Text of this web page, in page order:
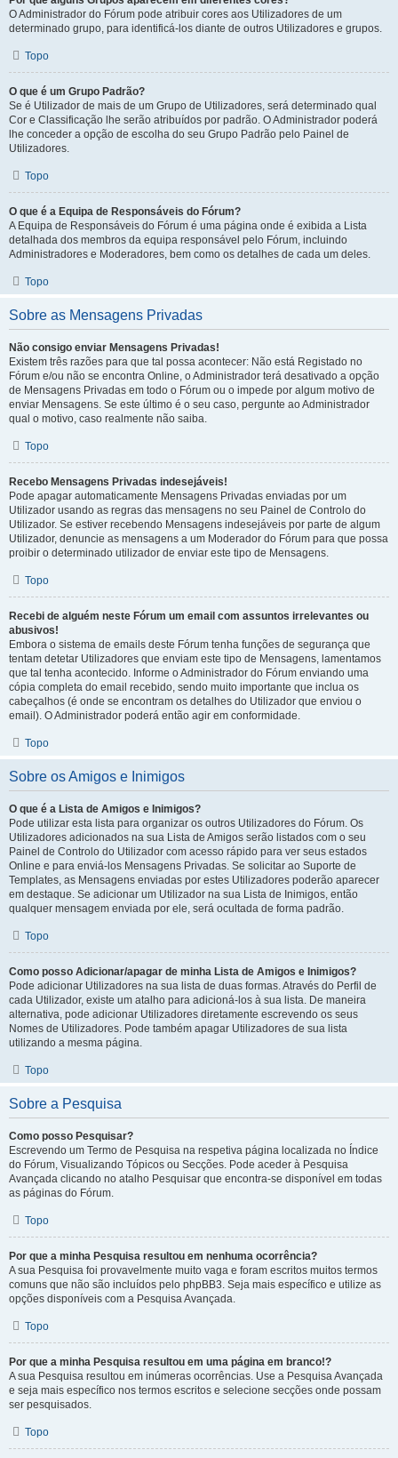
O Administrador do Fórum pode atribuir cores aos Utilizadores de um
determinado grupo, para identificá-los diante de outros Utilizadores e grupos.
Topo
O que é um Grupo Padrão?
Se é Utilizador de mais de um Grupo de Utilizadores, será determinado qual
Cor e Classificação lhe serão atribuídos por padrão. O Administrador poderá
lhe conceder a opção de escolha do seu Grupo Padrão pelo Painel de
Utilizadores.
Topo
O que é a Equipa de Responsáveis do Fórum?
A Equipa de Responsáveis do Fórum é uma página onde é exibida a Lista
detalhada dos membros da equipa responsável pelo Fórum, incluindo
Administradores e Moderadores, bem como os detalhes de cada um deles.
Topo
Sobre as Mensagens Privadas
Não consigo enviar Mensagens Privadas!
Existem três razões para que tal possa acontecer: Não está Registado no
Fórum e/ou não se encontra Online, o Administrador terá desativado a opção
de Mensagens Privadas em todo o Fórum ou o impede por algum motivo de
enviar Mensagens. Se este último é o seu caso, pergunte ao Administrador
qual o motivo, caso realmente não saiba.
Topo
Recebo Mensagens Privadas indesejáveis!
Pode apagar automaticamente Mensagens Privadas enviadas por um
Utilizador usando as regras das mensagens no seu Painel de Controlo do
Utilizador. Se estiver recebendo Mensagens indesejáveis por parte de algum
Utilizador, denuncie as mensagens a um Moderador do Fórum para que possa
proibir o determinado utilizador de enviar este tipo de Mensagens.
Topo
Recebi de alguém neste Fórum um email com assuntos irrelevantes ou
abusivos!
Embora o sistema de emails deste Fórum tenha funções de segurança que
tentam detetar Utilizadores que enviam este tipo de Mensagens, lamentamos
que tal tenha acontecido. Informe o Administrador do Fórum enviando uma
cópia completa do email recebido, sendo muito importante que inclua os
cabeçalhos (é onde se encontram os detalhes do Utilizador que enviou o
email). O Administrador poderá então agir em conformidade.
Topo
Sobre os Amigos e Inimigos
O que é a Lista de Amigos e Inimigos?
Pode utilizar esta lista para organizar os outros Utilizadores do Fórum. Os
Utilizadores adicionados na sua Lista de Amigos serão listados com o seu
Painel de Controlo do Utilizador com acesso rápido para ver seus estados
Online e para enviá-los Mensagens Privadas. Se solicitar ao Suporte de
Templates, as Mensagens enviadas por estes Utilizadores poderão aparecer
em destaque. Se adicionar um Utilizador na sua Lista de Inimigos, então
qualquer mensagem enviada por ele, será ocultada de forma padrão.
Topo
Como posso Adicionar/apagar de minha Lista de Amigos e Inimigos?
Pode adicionar Utilizadores na sua lista de duas formas. Através do Perfil de
cada Utilizador, existe um atalho para adicioná-los à sua lista. De maneira
alternativa, pode adicionar Utilizadores diretamente escrevendo os seus
Nomes de Utilizadores. Pode também apagar Utilizadores de sua lista
utilizando a mesma página.
Topo
Sobre a Pesquisa
Como posso Pesquisar?
Escrevendo um Termo de Pesquisa na respetiva página localizada no Índice
do Fórum, Visualizando Tópicos ou Secções. Pode aceder à Pesquisa
Avançada clicando no atalho Pesquisar que encontra-se disponível em todas
as páginas do Fórum.
Topo
Por que a minha Pesquisa resultou em nenhuma ocorrência?
A sua Pesquisa foi provavelmente muito vaga e foram escritos muitos termos
comuns que não são incluídos pelo phpBB3. Seja mais específico e utilize as
opções disponíveis com a Pesquisa Avançada.
Topo
Por que a minha Pesquisa resultou em uma página em branco!?
A sua Pesquisa resultou em inúmeras ocorrências. Use a Pesquisa Avançada
e seja mais específico nos termos escritos e selecione secções onde possam
ser pesquisados.
Topo